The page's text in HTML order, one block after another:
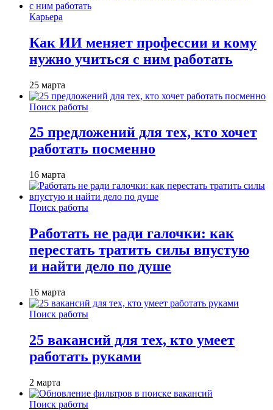
Карьера
Как ИИ меняет профессии и кому
нужно учиться с ним работать
25 марта
Поиск работы
25 предложений для тех, кто хочет
работать посменно
16 марта
Поиск работы
Работать не ради галочки: как
перестать тратить силы впустую
и найти дело по душе
16 марта
Поиск работы
25 вакансий для тех, кто умеет
работать руками
2 марта
Поиск работы